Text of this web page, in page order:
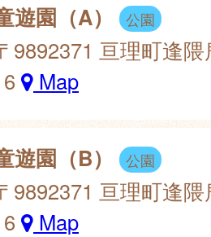
遊園（A） 公園
9892371 亘理町逢
Map
遊園（B） 公園
9892371 亘理町逢
Map